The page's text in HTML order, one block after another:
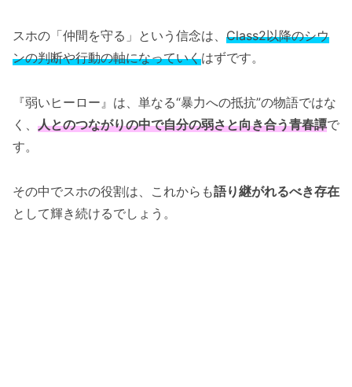
スホの「仲間を守る」という信念は、 Class2以降のシウ
ンの判断や行動の軸になっていくはずです。
『弱いヒーロー』は、単なる“暴力への抵抗”の物語ではな
く、 人とのつながりの中で自分の弱さと向き合う青春譚で
す。
その中でスホの役割は、これからも語り継がれるべき存在
として輝き続けるでしょう。